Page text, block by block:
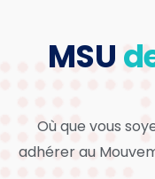
MSU
Où que vous
adhérer au